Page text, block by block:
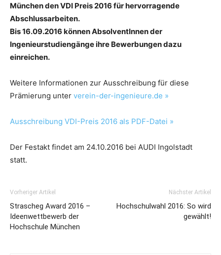
München den VDI Preis 2016 für hervorragende
Abschlussarbeiten.
Bis 16.09.2016 können AbsolventInnen der
Ingenieurstudiengänge ihre Bewerbungen dazu
einreichen.
Weitere Informationen zur Ausschreibung für diese
Prämierung unter verein-der-ingenieure.de »
Ausschreibung VDI-Preis 2016 als PDF-Datei »
Der Festakt findet am 24.10.2016 bei AUDI Ingolstadt
statt.
Vorheriger Artikel
Strascheg Award 2016 –
Ideenwettbewerb der
Hochschule München
Nächster Artikel
Hochschulwahl 2016: So wird
gewählt!